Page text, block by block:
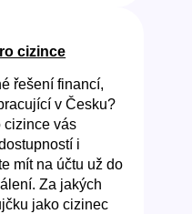
cizince
řešení financí,
v Česku?
cizince vás
i
mít na účtu už do
Za jakých
jako cizinec